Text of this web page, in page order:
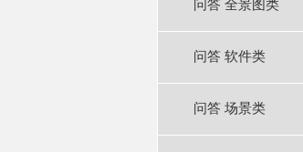
问答 全景图类
问答 软件类
问答 场景类